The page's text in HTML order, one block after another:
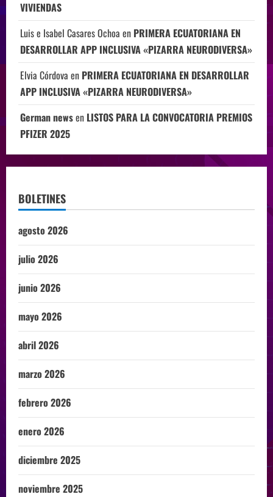
VIVIENDAS
Luis e Isabel Casares Ochoa en PRIMERA ECUATORIANA EN
DESARROLLAR APP INCLUSIVA «PIZARRA NEURODIVERSA»
Elvia Córdova en PRIMERA ECUATORIANA EN DESARROLLAR
APP INCLUSIVA «PIZARRA NEURODIVERSA»
German newsen LISTOS PARA LA CONVOCATORIA PREMIOS
PFIZER 2025
BOLETINES
agosto 2026
julio 2026
junio 2026
mayo 2026
abril 2026
marzo 2026
febrero 2026
enero 2026
diciembre 2025
noviembre 2025